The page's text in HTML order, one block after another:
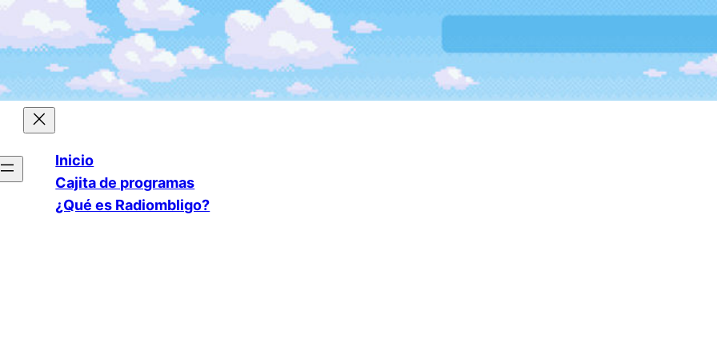
Inicio
Cajita de programas
¿Qué es Radiombligo?